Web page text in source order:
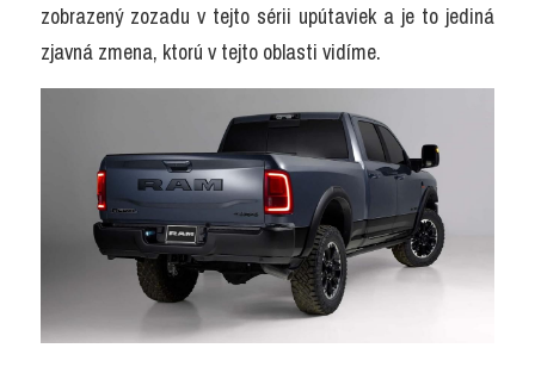
zobrazený zozadu v tejto sérii upútaviek a je to jediná
zjavná zmena, ktorú v tejto oblasti vidíme.